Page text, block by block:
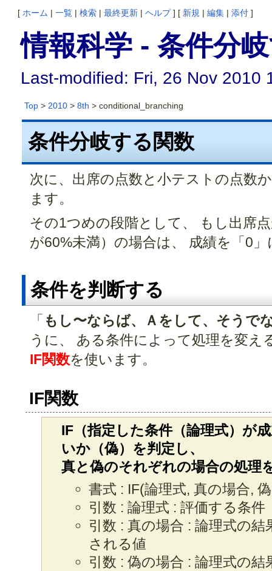
[ ホーム | 一覧 | 検索 | 最終更新 | ヘルプ] [ 新規 | 編集 | 添付 ]
情報科学 - 条件分
Last-modified: Fri, 26 Nov 2010
Top> 2010> 8th > conditional_branching
条件分岐する関数
次に、出席の点数と小テストの点数
ます。
その1つめの段階として、 もし出席
が60%未満）の場合は、 成績を「0
条件を判断する
「 もし〜ならば、Ａをして、そうで
うに、 ある条件によって処理を変え
IF関数を使います。
IF関数
IF（指定した条件（論理式）が
いか（偽）を判定し、
真と偽のそれぞれの場合の処理
書式 : IF(論理式, 真の場合,
引数 : 論理式 : 評価する条
引数 : 真の場合 : 論理式の
される値
引数 : 偽の場合 : 論理式の